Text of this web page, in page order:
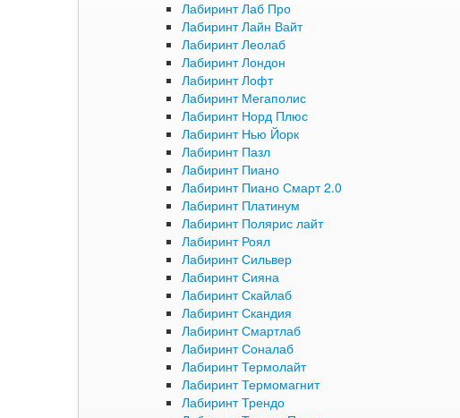
Лабиринт Лаб Про
Лабиринт Лайн Вайт
Лабиринт Леолаб
Лабиринт Лондон
Лабиринт Лофт
Лабиринт Мегаполис
Лабиринт Норд Плюс
Лабиринт Нью Йорк
Лабиринт Пазл
Лабиринт Пиано
Лабиринт Пиано Смарт 2.0
Лабиринт Платинум
Лабиринт Полярис лайт
Лабиринт Роял
Лабиринт Сильвер
Лабиринт Сияна
Лабиринт Скайлаб
Лабиринт Скандия
Лабиринт Смартлаб
Лабиринт Соналаб
Лабиринт Термолайт
Лабиринт Термомагнит
Лабиринт Трендо